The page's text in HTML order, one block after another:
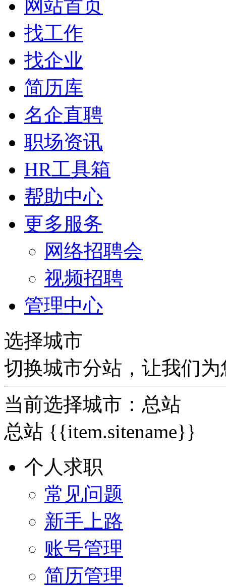
网站首页
找工作
找企业
简历库
名企直聘
职场资讯
HR工具箱
帮助中心
更多服务
网络招聘会
视频招聘
管理中心
选择城市
切换城市分站，让我们
当前选择城市： 总站
总站 {{item.sitename}}
个人求职
常见问题
新手上路
账号管理
简历管理